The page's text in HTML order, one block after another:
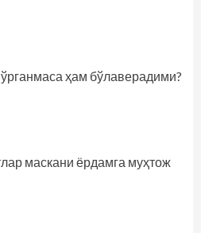
ҳам бўлаверадими?
маскани ёрдамга муҳтож